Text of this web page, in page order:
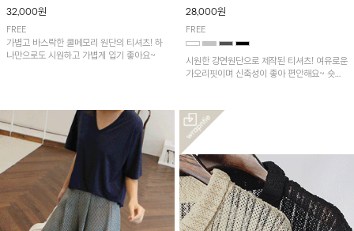
32,000원
FREE
가볍고 바스락한 쿨메모리 원단의 티셔츠! 하
나만으로도 시원하고 가볍게 입기 좋아요~
28,000원
FREE
시원한 강연원단으로 제작된 티셔츠! 여유로운
가오리핏이며 신축성이 좋아 편안해요~ 숏기